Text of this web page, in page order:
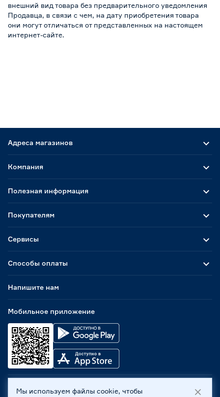
внешний вид товара без предварительного уведомления
Продавца, в связи с чем, на дату приобретения товара
они могут отличаться от представленных на настоящем
интернет-сайте.
Адреса магазинов
Способы оплаты
Мобильное приложение
Компания
Полезная информация
Покупателям
Сервисы
Напишите нам
ООО «Бауцентр Рус» 2004 -2026, 236029, г. Калининград,
Мы используем файлы cookie, чтобы